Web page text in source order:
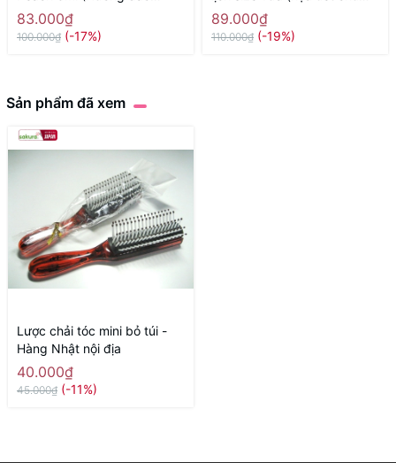
mọng nước) - Hàng Nhật
chính hãng
83.000₫
100.000₫ (-17%)
sóc) - Hàng Nhật nội địa
89.000₫
110.000₫ (-19%)
Sản phẩm đã xem
Lược chải tóc mini bỏ túi -
Hàng Nhật nội địa
40.000₫
45.000₫ (-11%)